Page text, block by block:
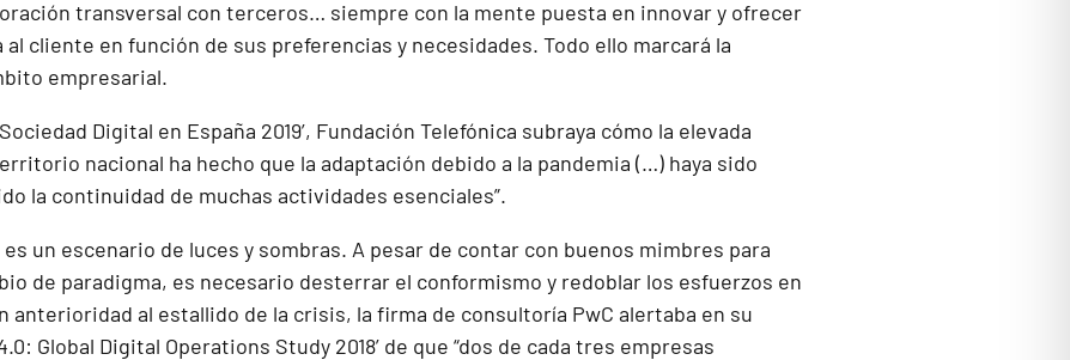
transversal con terceros… siempre con la mente puesta en innovar y ofrecer
cliente en función de sus preferencias y necesidades. Todo ello marcará la
empresarial.
Sociedad Digital en España 2019’, Fundación Telefónica subraya cómo la elevada
nacional ha hecho que la adaptación debido a la pandemia (…) haya sido
la continuidad de muchas actividades esenciales”.
un escenario de luces y sombras. A pesar de contar con buenos mimbres para
de paradigma, es necesario desterrar el conformismo y redoblar los esfuerzos en
anterioridad al estallido de la crisis, la firma de consultoría PwC alertaba en su
Global Digital Operations Study 2018’ de que “dos de cada tres empresas